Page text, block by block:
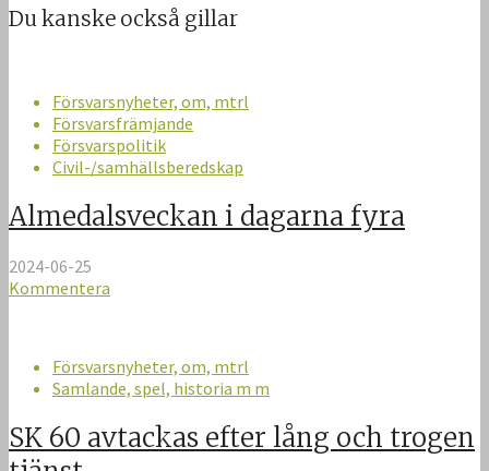
Du kanske också gillar
Försvarsnyheter, om, mtrl
Försvarsfrämjande
Försvarspolitik
Civil-/samhällsberedskap
Almedalsveckan i dagarna fyra
2024-06-25
Kommentera
Försvarsnyheter, om, mtrl
Samlande, spel, historia m m
SK 60 avtackas efter lång och trogen